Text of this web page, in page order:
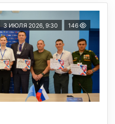
3 ИЮЛЯ 2026, 9:30 146